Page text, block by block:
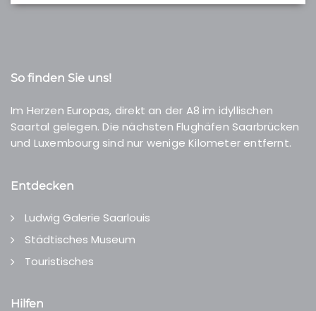
So finden Sie uns!
Im Herzen Europas, direkt an der A8 im idyllischen
Saartal gelegen. Die nächsten Flughäfen Saarbrücken
und Luxembourg sind nur wenige Kilometer entfernt.
Entdecken
Ludwig Galerie Saarlouis
Städtisches Museum
Touristisches
Hilfen